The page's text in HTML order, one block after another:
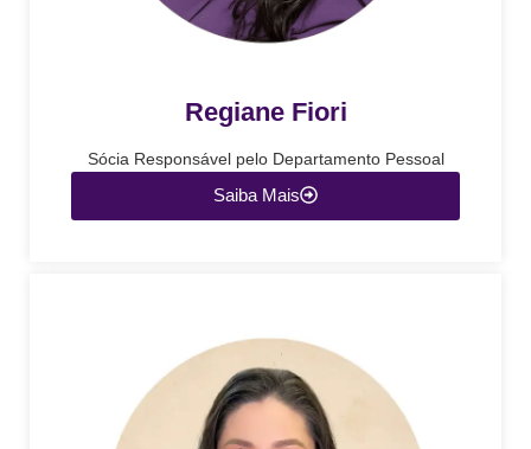
Regiane Fiori
Sócia Responsável pelo Departamento Pessoal
Saiba Mais